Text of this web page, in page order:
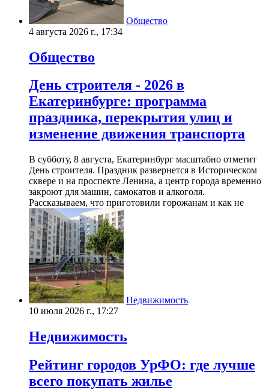
Общество
4 августа 2026 г., 17:34
Общество
День строителя - 2026 в
Екатеринбурге: программа
праздника, перекрытия улиц и
изменение движения транспорта
В субботу, 8 августа, Екатеринбург масштабно отметит
День строителя. Праздник развернется в Историческом
сквере и на проспекте Ленина, а центр города временно
закроют для машин, самокатов и алкоголя.
Рассказываем, что приготовили горожанам и как не
Недвижимость
10 июля 2026 г., 17:27
Недвижимость
Рейтинг городов УрФО: где лучше
всего покупать жилье